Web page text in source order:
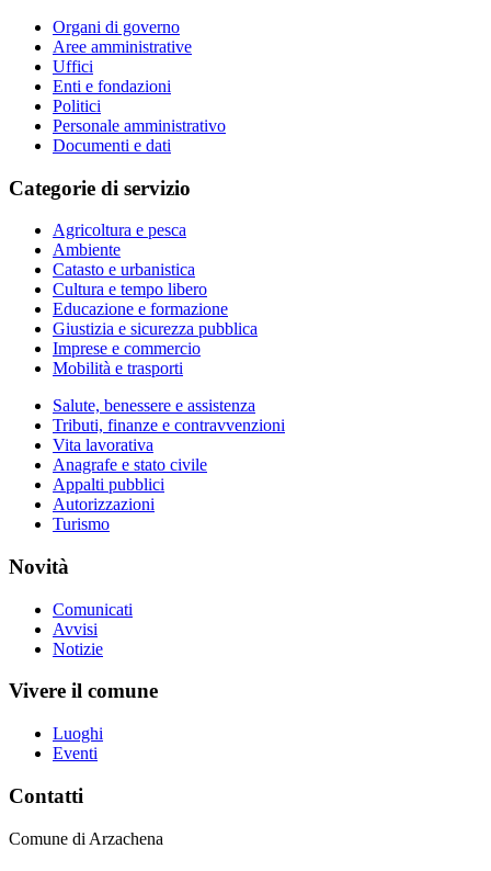
Organi di governo
Aree amministrative
Uffici
Enti e fondazioni
Politici
Personale amministrativo
Documenti e dati
Categorie di servizio
Agricoltura e pesca
Ambiente
Catasto e urbanistica
Cultura e tempo libero
Educazione e formazione
Giustizia e sicurezza pubblica
Imprese e commercio
Mobilità e trasporti
Salute, benessere e assistenza
Tributi, finanze e contravvenzioni
Vita lavorativa
Anagrafe e stato civile
Appalti pubblici
Autorizzazioni
Turismo
Novità
Comunicati
Avvisi
Notizie
Vivere il comune
Luoghi
Eventi
Contatti
Comune di Arzachena